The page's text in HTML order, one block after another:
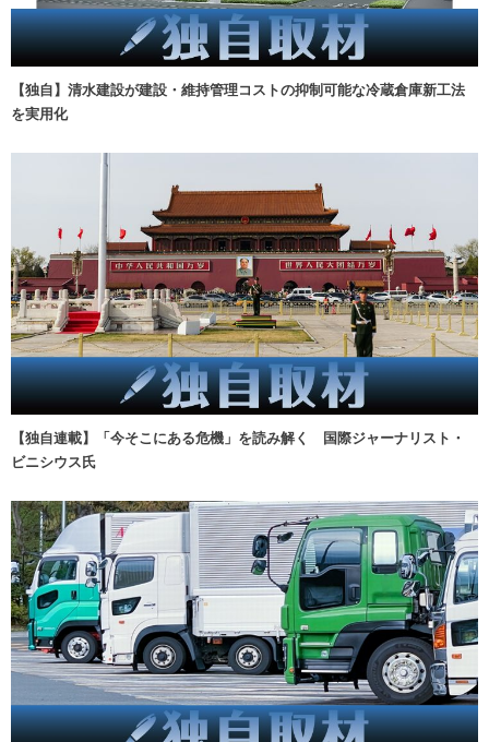
【独自】清水建設が建設・維持管理コストの抑制可能な冷蔵倉庫新工法
を実用化
【独自連載】「今そこにある危機」を読み解く 国際ジャーナリスト・
ビニシウス氏